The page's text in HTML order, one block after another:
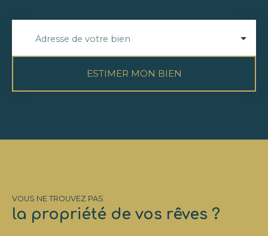
georisques. gouv. fr
Adresse de votre bien
ESTIMER MON BIEN
VOUS NE TROUVEZ PAS
la propriété de vos rêves ?